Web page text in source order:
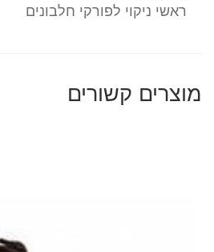
ראשי ניקוי לפורקי חלבונים
מוצרים קשורים